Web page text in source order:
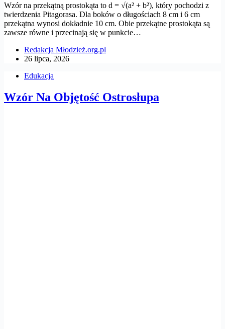
Wzór na przekątną prostokąta to d = √(a² + b²), który pochodzi z
twierdzenia Pitagorasa. Dla boków o długościach 8 cm i 6 cm
przekątna wynosi dokładnie 10 cm. Obie przekątne prostokąta są
zawsze równe i przecinają się w punkcie…
Redakcja Młodzież.org.pl
26 lipca, 2026
Edukacja
Wzór Na Objętość Ostrosłupa